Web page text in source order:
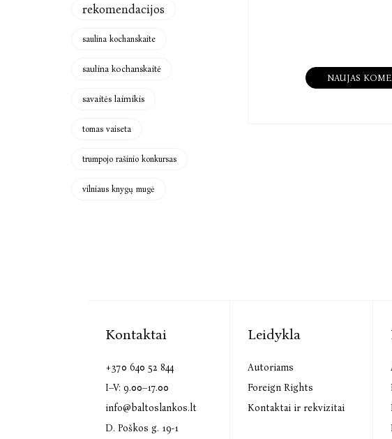
NAUJAS
rekomendacijos
saulina kochanskaite
saulina kochanskaitė
savaitės laimikis
tomas vaiseta
trumpojo rašinio konkursas
vilniaus knygų mugė
Kontaktai
+370 640 52 844
I–V: 9.00–17.00
info@baltoslankos.lt
D. Poškos g. 19-1
Leidykla
Autoriams
Foreign Rights
Kontaktai ir rekvizitai